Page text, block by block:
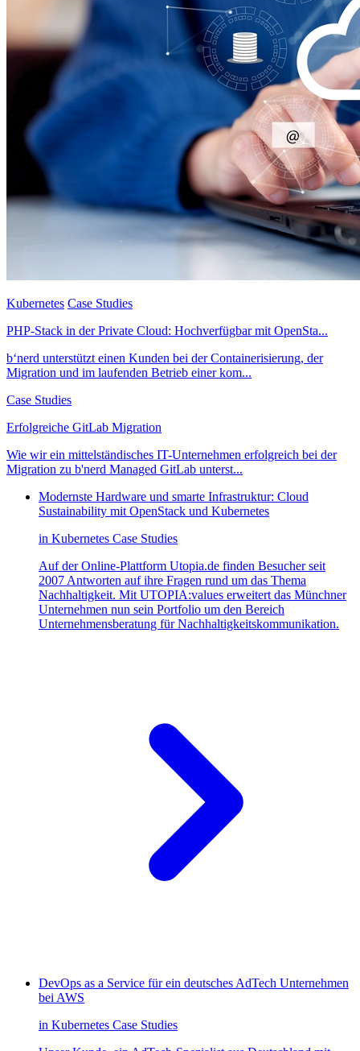
Kubernetes Case Studies
PHP-Stack in der Private Cloud: Hochverfügbar mit OpenSta...
b‘nerd unterstützt einen Kunden bei der Containerisierung, der
Migration und im laufenden Betrieb einer kom...
Case Studies
Erfolgreiche GitLab Migration
Wie wir ein mittelständisches IT-Unternehmen erfolgreich bei der
Migration zu b'nerd Managed GitLab unterst...
Modernste Hardware und smarte Infrastruktur: Cloud
Sustainability mit OpenStack und Kubernetes
in Kubernetes Case Studies
Auf der Online-Plattform Utopia.de finden Besucher seit
2007 Antworten auf ihre Fragen rund um das Thema
Nachhaltigkeit. Mit UTOPIA:values erweitert das Münchner
Unternehmen nun sein Portfolio um den Bereich
Unternehmensberatung für Nachhaltigkeitskommunikation.
DevOps as a Service für ein deutsches AdTech Unternehmen
bei AWS
in Kubernetes Case Studies